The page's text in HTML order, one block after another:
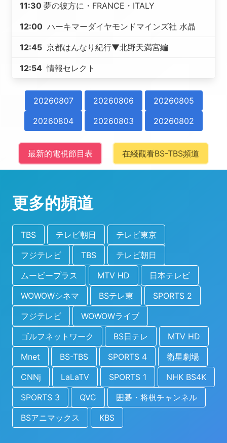
11:30 夢の彼方に・FRANCE・ITALY
12:00 ハーキマーダイヤモンドマインズ社 水晶
12:45 京都はんなり紀行▼北野天満宮編
12:54 情報セレクト
20260807 20260806
20260805
20260804
20260803 20260802
最新的電視節目表 在綫觀看BS-TBS頻道
更多的頻道
TBS テレビ朝日
テレビ東京
フジテレビ
TBS
テレビ朝日
ムービープラス
MTV HD
日本テレビ
WOWOWシネマ
BSテレ東
SPORTS 2
フジテレビ
WOWOWライブ
ゴルフネットワーク
BS日テレ
MTV HD
Mnet
BS-TBS SPORTS 4
衛星劇場
CNNj
LaLaTV SPORTS 1
NHK BS4K
SPORTS 3
QVC
囲碁・将棋チャンネル
BSアニマックス
KBS